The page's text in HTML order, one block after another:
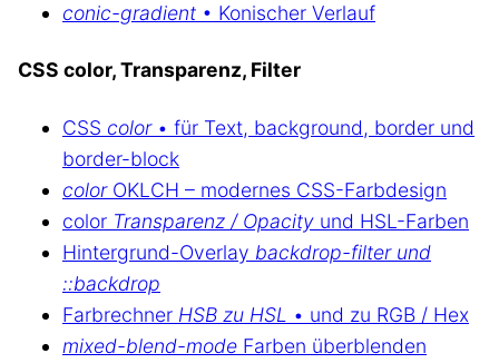
conic-gradient • Konischer Verlauf
CSS color, Transparenz, Filter
CSS color• für Text, background, border und
border-block
colorOKLCH – modernes CSS-Farbdesign
color Transparenz / Opacity und HSL-Farben
Hintergrund-Overlay backdrop-filter und
::backdrop
Farbrechner HSB zu HSL • und zu RGB / Hex
mixed-blend-mode Farben überblenden